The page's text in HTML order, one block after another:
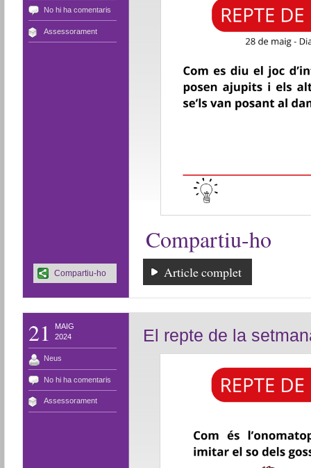
No hi ha comentaris
Assessorament
Compartiu-ho
Article complet
Compartiu-ho
21
MAIG
2024
Neus
No hi ha comentaris
Assessorament
El repte de la